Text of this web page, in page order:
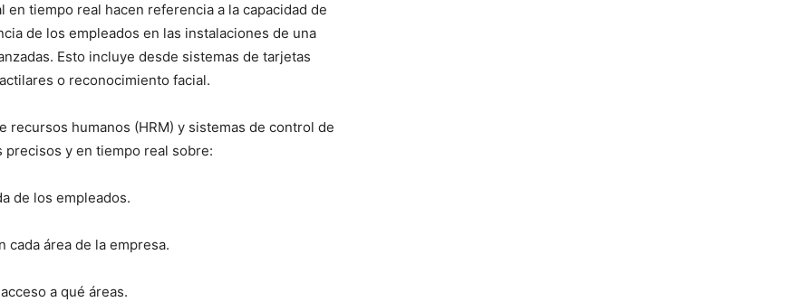
tiempo real hacen referencia a la capacidad de
de los empleados en las instalaciones de una
Esto incluye desde sistemas de tarjetas
o reconocimiento facial.
humanos (HRM) y sistemas de control de
y en tiempo real sobre:
de los empleados.
área de la empresa.
a qué áreas.